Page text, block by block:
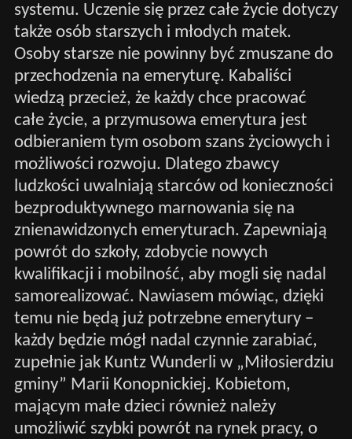
systemu. Uczenie się przez całe życie dotyczy
także osób starszych i młodych matek.
Osoby starsze nie powinny być zmuszane do
przechodzenia na emeryturę. Kabaliści
wiedzą przecież, że każdy chce pracować
całe życie, a przymusowa emerytura jest
odbieraniem tym osobom szans życiowych i
możliwości rozwoju. Dlatego zbawcy
ludzkości uwalniają starców od konieczności
bezproduktywnego marnowania się na
znienawidzonych emeryturach. Zapewniają
powrót do szkoły, zdobycie nowych
kwalifikacji i mobilność, aby mogli się nadal
samorealizować. Nawiasem mówiąc, dzięki
temu nie będą już potrzebne emerytury –
każdy będzie mógł nadal czynnie zarabiać,
zupełnie jak Kuntz Wunderli w „Miłosierdziu
gminy” Marii Konopnickiej. Kobietom,
mającym małe dzieci również należy
umożliwić szybki powrót na rynek pracy, o